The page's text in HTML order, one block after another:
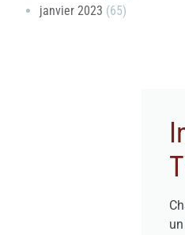
janvier 2023 (65)